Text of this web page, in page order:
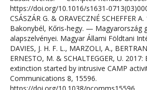
https://doi.org/10.1016/s1631-
CSÁSZÁR G. & ORAVECZNÉ SCHEFFER
Bakonybél, Kőris-hegy. — Magyarország
alapszelvényei. Magyar Állami Földtani
DAVIES, J. H. F. L., MARZOLI, A.,
ERNESTO, M. & SCHALTEGGER, U.
extinction started by intrusive CAMP
Communications 8, 15596.